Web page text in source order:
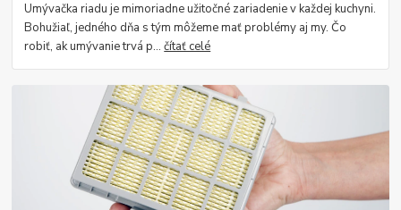
Umývačka riadu je mimoriadne užitočné zariadenie v každej kuchyni.
Bohužiaľ, jedného dňa s tým môžeme mať problémy aj my. Čo
robiť, ak umývanie trvá p...čítať celé